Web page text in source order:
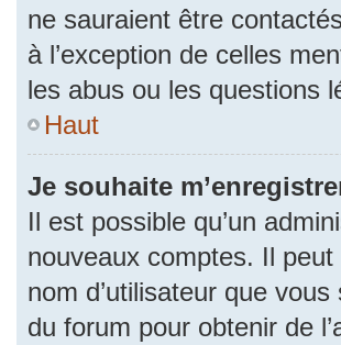
ne sauraient être
à l’exception de celles
les abus ou les questions
Haut
Je souhaite
Il est possible qu’un
nouveaux comptes. Il
nom d’utilisateur que
du forum pour obtenir de